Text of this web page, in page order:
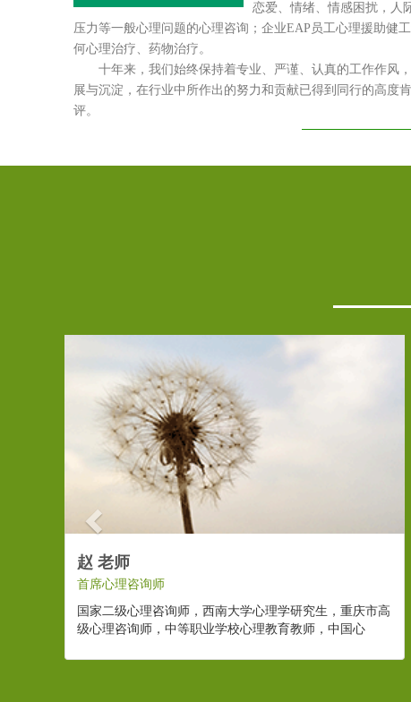
恋爱、情绪、情感困扰，人
压力等一般心理问题的心理咨询；企业EAP员工心理援助健
何心理治疗、药物治疗。
十年来，我们始终保持着专业、严谨、认真的工作作风
展与沉淀，在行业中所作出的努力和贡献已得到同行的高度
评。
赵 老师
首席心理咨询师
国家二级心理咨询师，西南大学心理学研究生，重庆市高
级心理咨询师，中等职业学校心理教育教师，中国心